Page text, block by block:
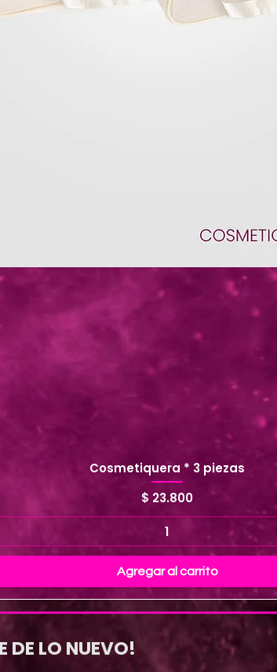
Cosmetiquera * 3 piezas
Precio
$ 23.800
Agregar al carrito
DE LO NUEVO!